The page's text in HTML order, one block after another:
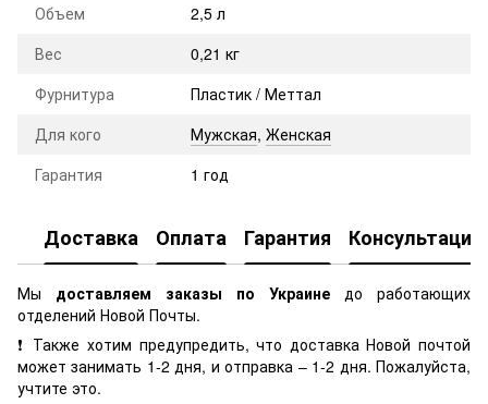
Объем
2,5 л
Вес
0,21 кг
Фурнитура
Пластик / Меттал
Для кого
Мужская, Женская
Гарантия
1 год
Доставка Оплата Гарантия Консультация
Мы доставляем заказы по Украине
до работающих
отделений Новой Почты.
❗ Также хотим предупредить, что доставка Новой почтой
может занимать 1-2 дня, и отправка – 1-2 дня. Пожалуйста,
учтите это.